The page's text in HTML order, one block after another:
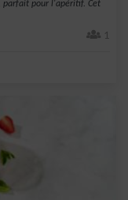
parfait pour l'apéritif. Cet
1